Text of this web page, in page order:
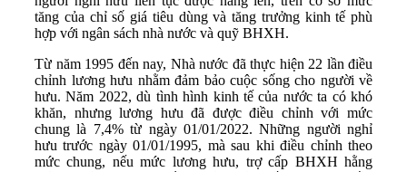
tăng của chỉ số giá tiêu dùng và tăng trưởng kinh tế phù
hợp với ngân sách nhà nước và quỹ BHXH.
Từ năm 1995 đến nay, Nhà nước đã thực hiện 22 lần điều
chỉnh lương hưu nhằm đảm bảo cuộc sống cho người về
hưu. Năm 2022, dù tình hình kinh tế của nước ta có khó
khăn, nhưng lương hưu đã được điều chỉnh với mức
chung là 7,4% từ ngày 01/01/2022. Những người nghỉ
hưu trước ngày 01/01/1995, mà sau khi điều chỉnh theo
mức chung, nếu mức lương hưu, trợ cấp BHXH hằng